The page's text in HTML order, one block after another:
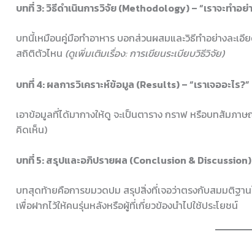
บทที่ 3: วิธีดำเนินการวิจัย (Methodology) – “เราจะทำอย่
บทนี้เหมือนคู่มือทำอาหาร บอกส่วนผสมและวิธีทำอย่างละเอีย
สถิติตัวไหน (ดูเพิ่มเติมเรื่อง: การเขียนระเบียบวิธีวิจัย)
บทที่ 4: ผลการวิเคราะห์ข้อมูล (Results) – “เราเจออะไร?”
เอาข้อมูลที่ได้มากางให้ดู จะเป็นตาราง กราฟ หรือบทสัมภา
คิดเห็น)
บทที่ 5: สรุปและอภิปรายผล (Conclusion & Discussion)
บทสุดท้ายคือการขมวดปม สรุปสิ่งที่เจอว่าตรงกับสมมติฐา
เพื่อฝากไว้ให้คนรุ่นหลังหรือผู้ที่เกี่ยวข้องนำไปใช้ประโยชน์